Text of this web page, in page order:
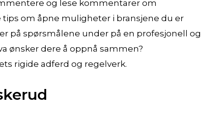
og lese kommentarer om
om åpne muligheter i bransjene du er
på spørsmålene under på en profesjonell og
ønsker dere å oppnå sammen?
rigide adferd og regelverk.